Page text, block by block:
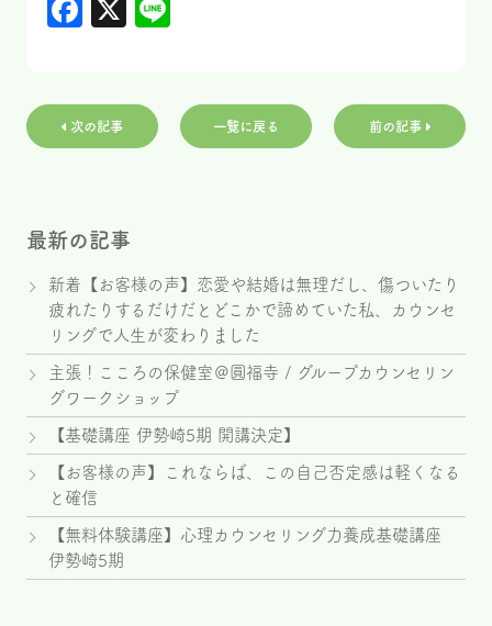
Facebook
X
次の記事 一覧に戻る 前の記事
最新の記事
新着【お客様の声】恋愛や結婚は無理だし、傷ついたり
疲れたりするだけだとどこかで諦めていた私、カウンセ
リングで人生が変わりました
主張！こころの保健室＠圓福寺 / グループカウンセリン
グワークショップ
【基礎講座 伊勢崎5期 開講決定】
【お客様の声】これならば、この自己否定感は軽くなる
と確信
【無料体験講座】心理カウンセリング力養成基礎講座
伊勢崎5期